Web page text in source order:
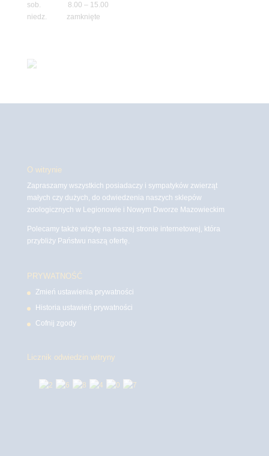
sob. 8.00 – 15.00
niedz. zamknięte
O witrynie
Zapraszamy wszystkich posiadaczy i sympatyków zwierząt
małych czy dużych, do odwiedzenia naszych sklepów
zoologicznych w Legionowie i Nowym Dworze Mazowieckim
Polecamy także wizytę na naszej stronie internetowej, która
przybliży Państwu naszą ofertę.
PRYWATNOŚĆ
Zmień ustawienia prywatności
Historia ustawień prywatności
Cofnij zgody
Licznik odwiedzin witryny